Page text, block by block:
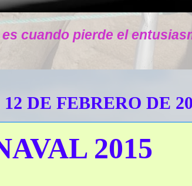
cuando pierde el
DE FEBRERO DE
2015